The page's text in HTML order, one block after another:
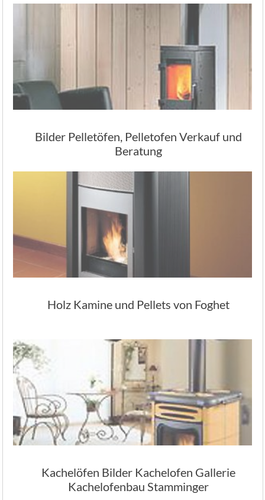
Bilder Pelletöfen, Pelletofen Verkauf und
Beratung
Holz Kamine und Pellets von Foghet
Kachelöfen Bilder Kachelofen Gallerie
Kachelofenbau Stamminger